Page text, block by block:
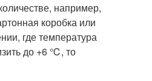
например,
коробка или
где температура
до +6 ℃, то